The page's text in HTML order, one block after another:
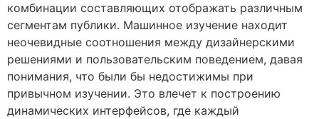
комбинации составляющих отображать различным
сегментам публики. Машинное изучение находит
неочевидные соотношения между дизайнерскими
решениями и пользовательским поведением, давая
понимания, что были бы недостижимы при
привычном изучении. Это влечет к построению
динамических интерфейсов, где каждый